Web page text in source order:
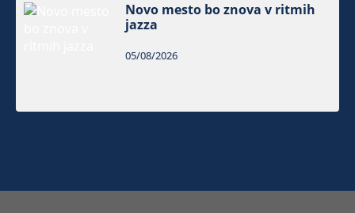
Novo mesto bo znova v ritmih
jazza
05/08/2026